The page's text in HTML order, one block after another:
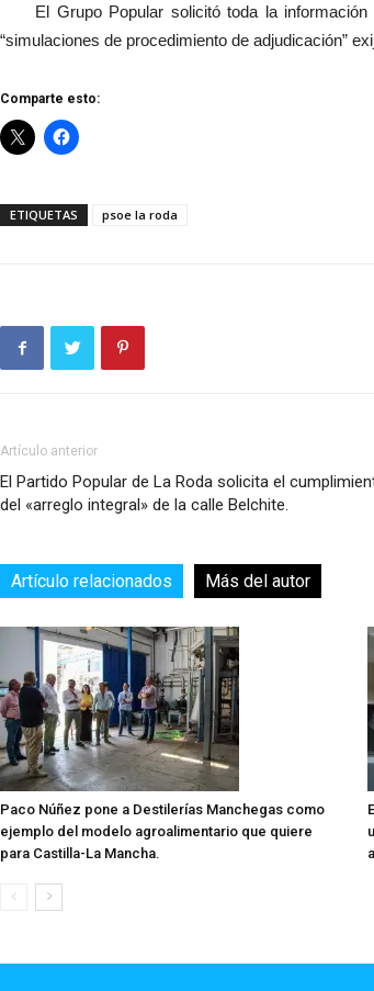
El Grupo Popular solicitó toda la
“simulaciones de procedimiento de adjudicación”
Comparte esto:
ETIQUETAS psoe la roda
Artículo anterior
El Partido Popular de La Roda solicita el
del «arreglo integral» de la calle Belchite.
Artículo relacionados Más del autor
Paco Núñez pone a Destilerías Manchegas como
ejemplo del modelo agroalimentario que quiere
para Castilla-La Mancha.